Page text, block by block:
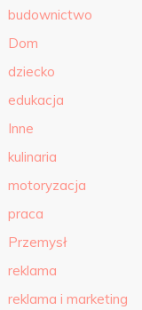
budownictwo
Dom
dziecko
edukacja
Inne
kulinaria
motoryzacja
praca
Przemysł
reklama
reklama i marketing